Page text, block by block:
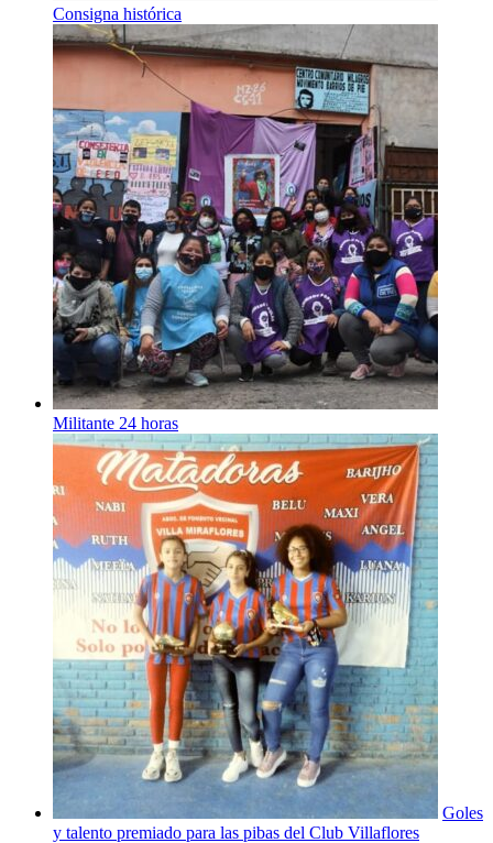
Consigna histórica
Militante 24 horas
Goles
y talento premiado para las pibas del Club Villaflores